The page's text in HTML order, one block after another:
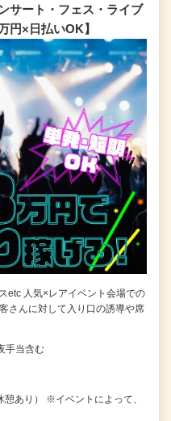
サート・フェス・ライブ
円×日払いOK】
etc 人気×レアイベント会場での
さんに対して入り口の誘導や席
手当含む
あり） ※イベントによって、